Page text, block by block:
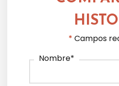
* Campos
Nombre*